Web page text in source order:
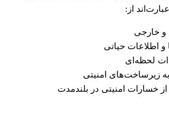
از:
و خارجی
و اطلاعات حیاتی
لحظه‌ای
به زیرساخت‌های امنیتی
خسارات امنیتی در بلندمدت